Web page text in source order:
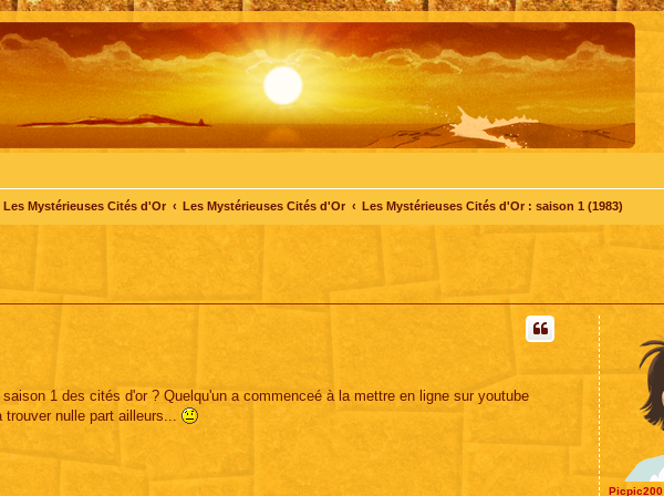
Les Mystérieuses Cités d'Or Les Mystérieuses Cités d'Or Les Mystérieuses Cités d'Or : saison 1 (1983)
Picpic200
1 des cités d'or ? Quelqu'un a commenceé à la mettre en ligne sur youtube
nulle part ailleurs...